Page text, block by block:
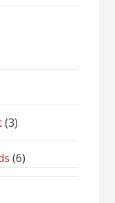
(3)
(6)